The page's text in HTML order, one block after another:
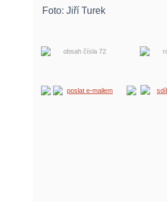
Foto: Jiří Turek
obsah čísla 72
poslat e-mailem